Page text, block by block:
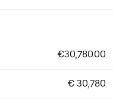
€30,780.00
€ 30,780